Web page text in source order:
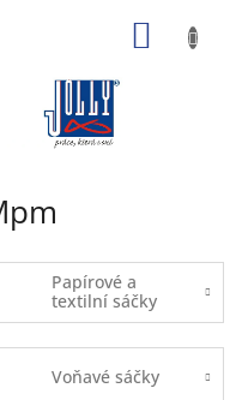
Papírové a
textilní sáčky
Voňavé sáčky